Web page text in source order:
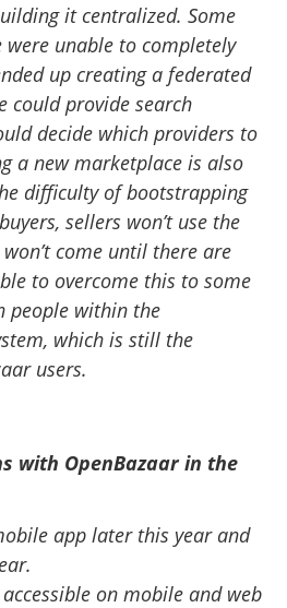
it centralized. Some
were unable to completely
up creating a federated
could provide search
decide which providers to
a new marketplace is also
difficulty of bootstrapping
sellers won’t use the
come until there are
to overcome this to some
people within the
which is still the
users.
with OpenBazaarin the
app later this year and
on mobile and web